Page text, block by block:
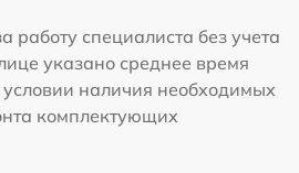
работу специалиста без учета
указано среднее время
условии наличия необходимых
комплектующих